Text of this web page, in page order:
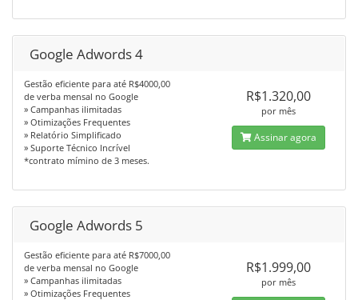
Google Adwords 4
Gestão eficiente para até R$4000,00
de verba mensal no Google
» Campanhas ilimitadas
» Otimizações Frequentes
» Relatório Simplificado
» Suporte Técnico Incrível
*contrato mímino de 3 meses.
R$1.320,00
por mês
Assinar agora
Google Adwords 5
Gestão eficiente para até R$7000,00
de verba mensal no Google
» Campanhas ilimitadas
» Otimizações Frequentes
R$1.999,00
por mês